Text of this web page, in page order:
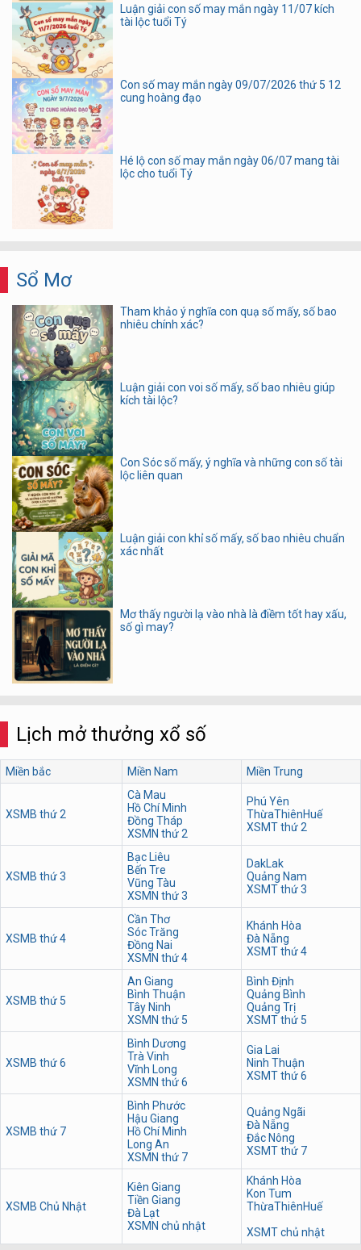
Luận giải con số may mắn ngày 11/07 kích
tài lộc tuổi Tý
Con số may mắn ngày 09/07/2026 thứ 5 12
cung hoàng đạo
Hé lộ con số may mắn ngày 06/07 mang tài
lộc cho tuổi Tý
Sổ Mơ
Tham khảo ý nghĩa con quạ số mấy, số bao
nhiêu chính xác?
Luận giải con voi số mấy, số bao nhiêu giúp
kích tài lộc?
Con Sóc số mấy, ý nghĩa và những con số tài
lộc liên quan
Luận giải con khỉ số mấy, số bao nhiêu chuẩn
xác nhất
Mơ thấy người lạ vào nhà là điềm tốt hay xấu,
số gì may?
Lịch mở thưởng xổ số
Miền bắc Miền Nam Miền Trung
XSMB thứ 2
Cà Mau
Hồ Chí Minh
Đồng Tháp
XSMN thứ 2
Phú Yên
ThừaThiênHuế
XSMT thứ 2
XSMB thứ 3
Bạc Liêu
Bến Tre
Vũng Tàu
XSMN thứ 3
DakLak
Quảng Nam
XSMT thứ 3
XSMB thứ 4
Cần Thơ
Sóc Trăng
Đồng Nai
XSMN thứ 4
Khánh Hòa
Đà Nẵng
XSMT thứ 4
XSMB thứ 5
An Giang
Bình Thuận
Tây Ninh
XSMN thứ 5
Bình Định
Quảng Bình
Quảng Trị
XSMT thứ 5
XSMB thứ 6
Bình Dương
Trà Vinh
Vĩnh Long
XSMN thứ 6
Gia Lai
Ninh Thuận
XSMT thứ 6
XSMB thứ 7
Bình Phước
Hậu Giang
Hồ Chí Minh
Long An
XSMN thứ 7
Quảng Ngãi
Đà Nẵng
Đắc Nông
XSMT thứ 7
XSMB Chủ Nhật
Kiên Giang
Tiền Giang
Đà Lạt
XSMN chủ nhật
Khánh Hòa
Kon Tum
ThừaThiênHuế
XSMT chủ nhật